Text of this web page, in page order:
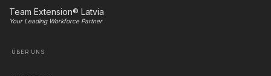
Team Extension® Latvia
Your Leading Workforce Partner
ÜBER UNS